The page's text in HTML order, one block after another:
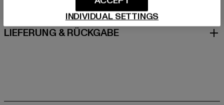
PFLEGEHINWEISE
LIEFERUNG & RÜCKGABE
INDIVIDUAL SETTINGS